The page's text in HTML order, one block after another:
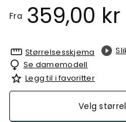
Fra 359,00 kr
Størrelsesskjema
Se damemodell
Legg til i favoritter
Velg